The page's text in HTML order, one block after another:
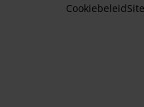
Cookiebeleid